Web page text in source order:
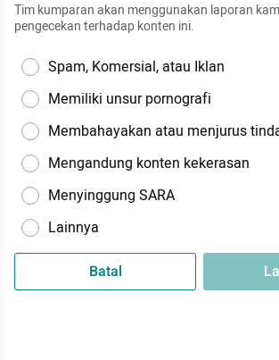
Tim kumparan akan menggunakan laporan
pengecekan terhadap konten ini.
Spam, Komersial, atau Iklan
Memiliki unsur pornografi
Membahayakan atau menjurus
Mengandung konten kekerasan
Menyinggung SARA
Lainnya
Batal